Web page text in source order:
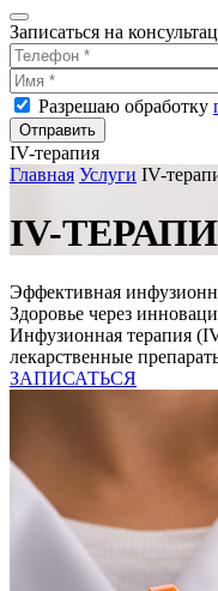
Записаться на
Разрешаю обработку
Отправить
IV-терапия
Главная Услуги IV-
IV-
Эффективная
Здоровье через
Инфузионная терапия
лекарственные
ЗАПИСАТЬСЯ